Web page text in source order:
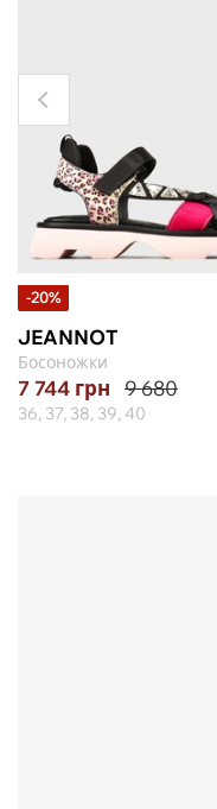
-20%
JEANNOT
Босоножки
7 744 грн 9 680
36, 37, 38, 39, 40